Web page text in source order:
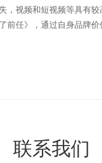
，视频和短视频等具有
前任》，通过自身品牌
联系我们